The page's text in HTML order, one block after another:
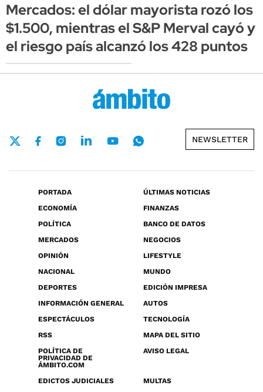
Mercados: el dólar mayorista rozó los
$1.500, mientras el S&P Merval cayó y
el riesgo país alcanzó los 428 puntos
NEWSLETTER
PORTADA
ÚLTIMAS NOTICIAS
ECONOMÍA
FINANZAS
POLÍTICA
BANCO DE DATOS
MERCADOS
NEGOCIOS
OPINIÓN
LIFESTYLE
NACIONAL
MUNDO
DEPORTES
EDICIÓN IMPRESA
INFORMACIÓN GENERAL
AUTOS
ESPECTÁCULOS
TECNOLOGÍA
RSS
MAPA DEL SITIO
POLÍTICA DE
PRIVACIDAD DE
ÁMBITO.COM
AVISO LEGAL
EDICTOS JUDICIALES MULTAS